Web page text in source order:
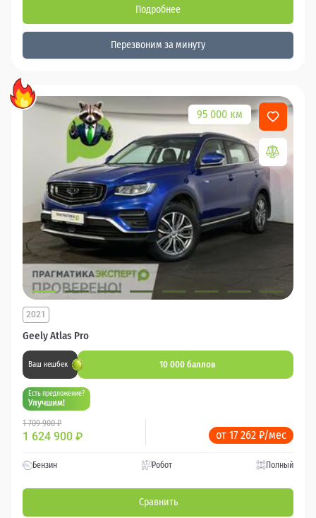
Подробнее
Перезвоним за минуту
95 000 км
Geely Atlas Pro
2021
Ваш кешбек 10 000 баллов
Есть предложение?
Улучшим!
1 709 900 ₽
1 624 900 ₽ от 17 262 ₽/мес
Бензин Робот Полный
Сравнить